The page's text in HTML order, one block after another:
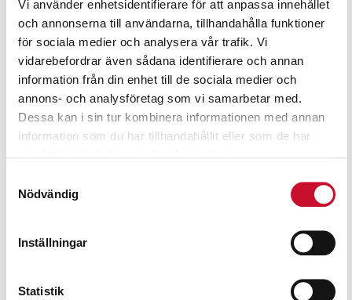
Vi använder enhetsidentifierare för att anpassa innehållet
och annonserna till användarna, tillhandahålla funktioner
för sociala medier och analysera vår trafik. Vi
vidarebefordrar även sådana identifierare och annan
information från din enhet till de sociala medier och
annons- och analysföretag som vi samarbetar med.
Dessa kan i sin tur kombinera informationen med annan
information som du har tillhandahållit eller som de har
Nödvändig
Inställningar
Statistik